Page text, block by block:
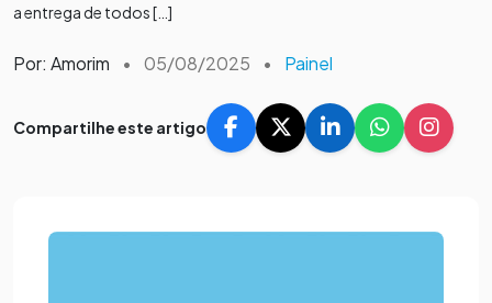
a entrega de todos […]
Por: Amorim • 05/08/2025 • Painel
Compartilhe este artigo